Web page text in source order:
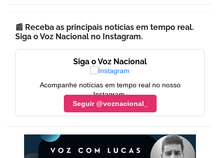
📰 Receba as principais notícias em tempo real.
Siga o Voz Nacional no Instagram.
Siga o Voz Nacional
Acompanhe notícias em tempo real no nosso
Instagram.
Seguir @voznacional_